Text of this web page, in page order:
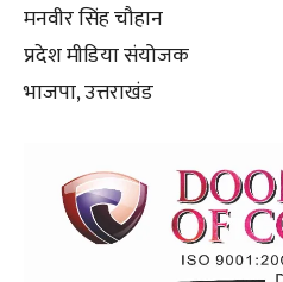
मनवीर सिंह चौहान
प्रदेश मीडिया संयोजक
भाजपा, उत्तराखंड